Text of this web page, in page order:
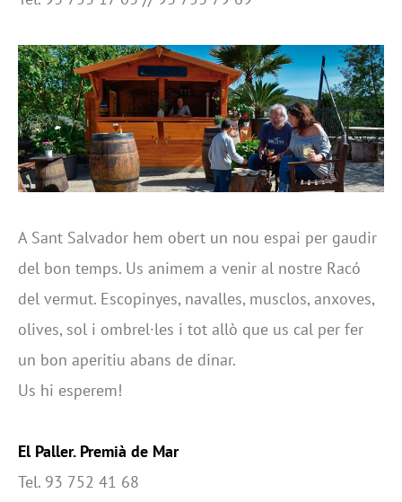
A Sant Salvador hem obert un nou espai per gaudir
del bon temps. Us animem a venir al nostre Racó
del vermut. Escopinyes, navalles, musclos, anxoves,
olives, sol i ombrel·les i tot allò que us cal per fer
un bon aperitiu abans de dinar.
Us hi esperem!
El Paller. Premià de Mar
Tel. 93 752 41 68